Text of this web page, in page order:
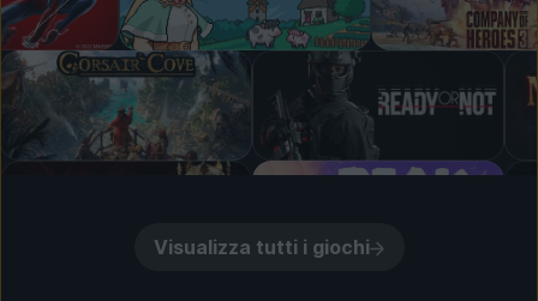
Visualizza tutti i giochi